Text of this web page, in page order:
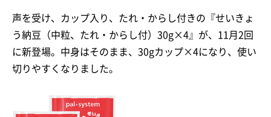
声を受け、カップ入り、たれ・からし付きの『せいきょ
う納豆（中粒、たれ・からし付）30g×4』が、11月2回
に新登場。中身はそのまま、30gカップ×4になり、使い
切りやすくなりました。